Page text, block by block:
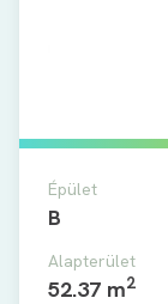
Épület
B
Alapterület
52.37 m2